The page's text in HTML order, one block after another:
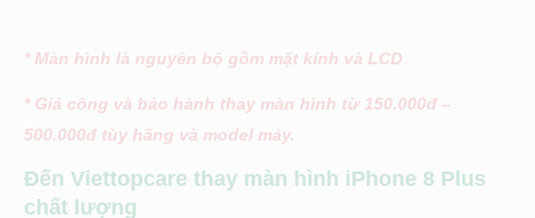
* Màn hình là nguyên bộ gồm mặt kính và LCD
* Giá công và bảo hành thay màn hình từ 150.000đ –
500.000đ tùy hãng và model máy.
Đến Viettopcare thay màn hình iPhone 8 Plus
chất lượng